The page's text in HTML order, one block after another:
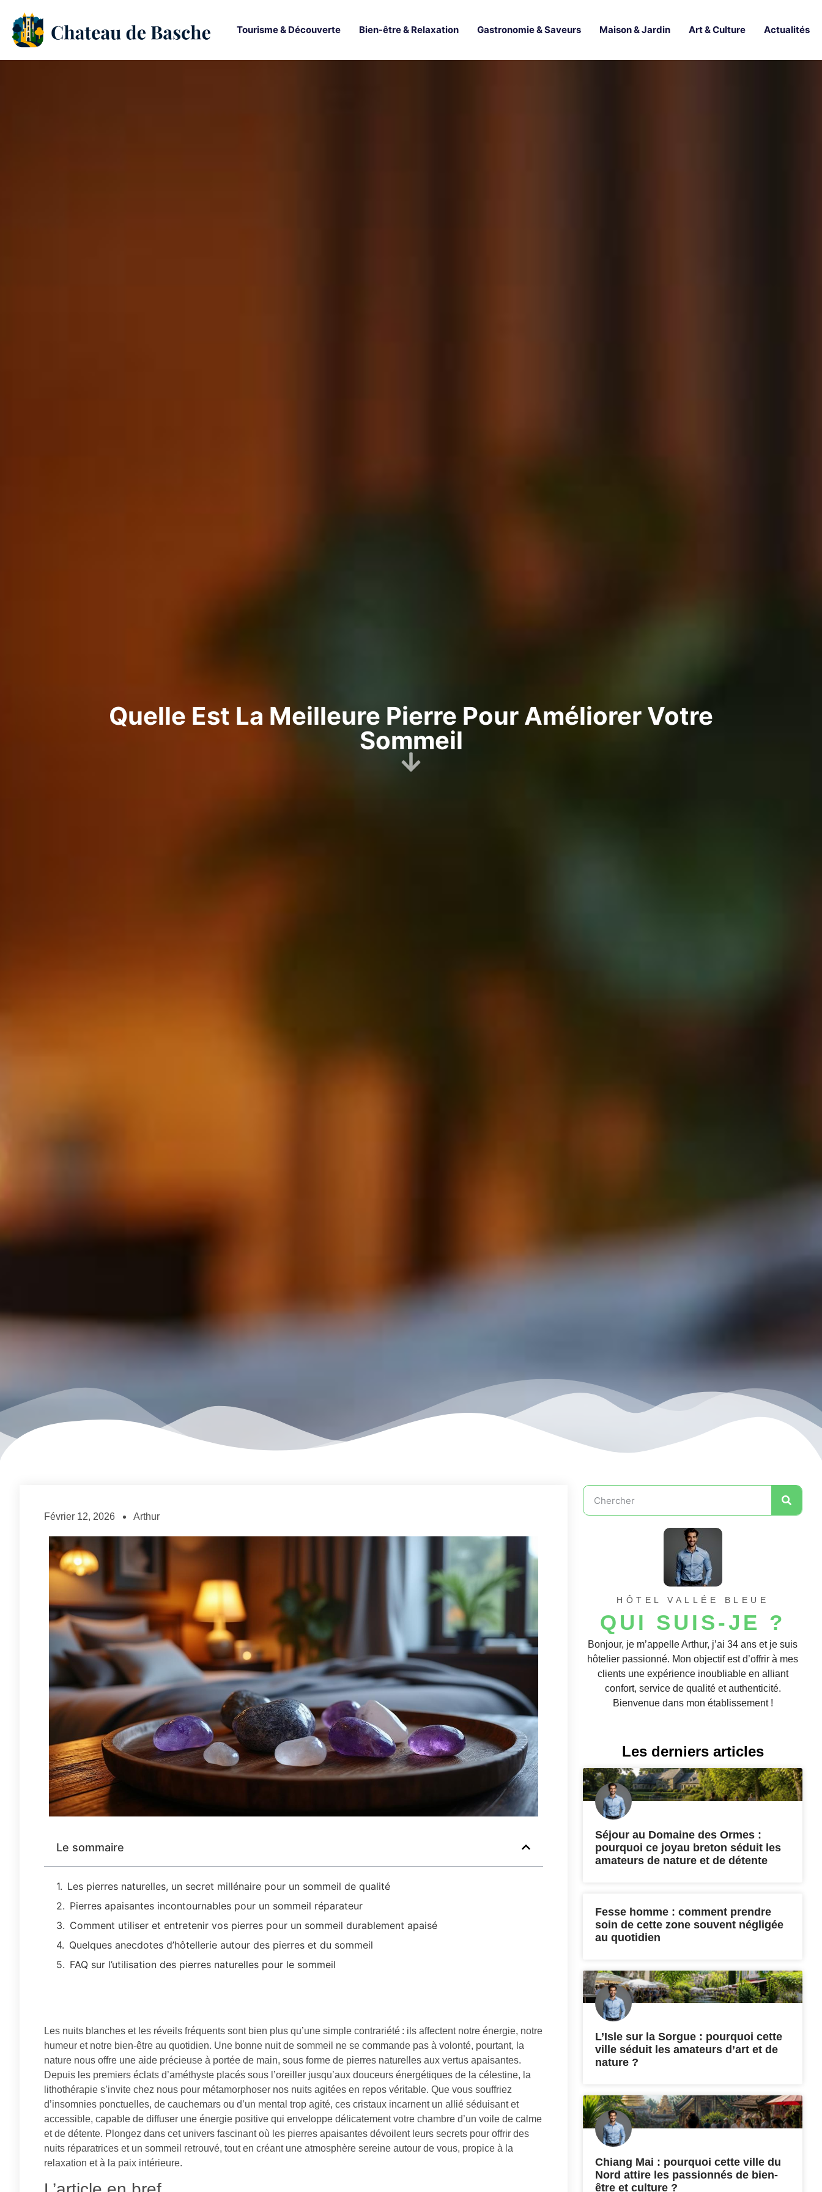
Tourisme & Découverte Bien-être & Relaxation Gastronomie & Saveurs Maison & Jardin Art & Culture Actualités
Quelle Est La Meilleure Pierre Pour Améliorer Votre
Sommeil
Février 12, 2026 Arthur
Le sommaire
Les pierres naturelles, un secret millénaire pour un sommeil de qualité
Pierres apaisantes incontournables pour un sommeil réparateur
Comment utiliser et entretenir vos pierres pour un sommeil durablement apaisé
Quelques anecdotes d’hôtellerie autour des pierres et du sommeil
FAQ sur l’utilisation des pierres naturelles pour le sommeil
Les nuits blanches et les réveils fréquents sont bien plus qu’une simple contrariété : ils affectent notre énergie, notre
humeur et notre bien-être au quotidien. Une bonne nuit de sommeil ne se commande pas à volonté, pourtant, la
nature nous offre une aide précieuse à portée de main, sous forme de pierres naturelles aux vertus apaisantes.
Depuis les premiers éclats d’améthyste placés sous l’oreiller jusqu’aux douceurs énergétiques de la célestine, la
lithothérapie s’invite chez nous pour métamorphoser nos nuits agitées en repos véritable. Que vous souffriez
d’insomnies ponctuelles, de cauchemars ou d’un mental trop agité, ces cristaux incarnent un allié séduisant et
accessible, capable de diffuser une énergie positive qui enveloppe délicatement votre chambre d’un voile de calme
et de détente. Plongez dans cet univers fascinant où les pierres apaisantes dévoilent leurs secrets pour offrir des
nuits réparatrices et un sommeil retrouvé, tout en créant une atmosphère sereine autour de vous, propice à la
relaxation et à la paix intérieure.
HÔTEL VALLÉE BLEUE
QUI SUIS-JE ?
Bonjour, je m’appelle Arthur, j’ai 34 ans et je suis
hôtelier passionné. Mon objectif est d’offrir à mes
clients une expérience inoubliable en alliant
confort, service de qualité et authenticité.
Bienvenue dans mon établissement !
Les derniers articles
Séjour au Domaine des Ormes :
pourquoi ce joyau breton séduit les
amateurs de nature et de détente
Fesse homme : comment prendre
soin de cette zone souvent négligée
au quotidien
L’Isle sur la Sorgue : pourquoi cette
ville séduit les amateurs d’art et de
nature ?
Chiang Mai : pourquoi cette ville du
Nord attire les passionnés de bien-
être et culture ?